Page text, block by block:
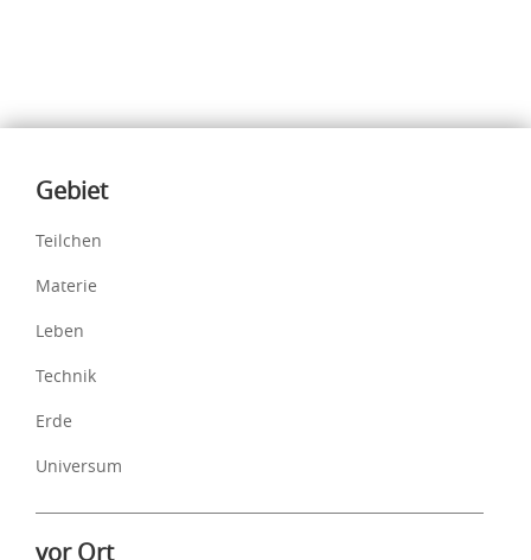
Inhalte
Gebiet
Teilchen
Materie
Leben
Technik
Erde
Universum
vor Ort